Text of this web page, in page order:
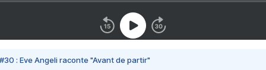
#30 : Eve Angeli raconte "Avant de partir"